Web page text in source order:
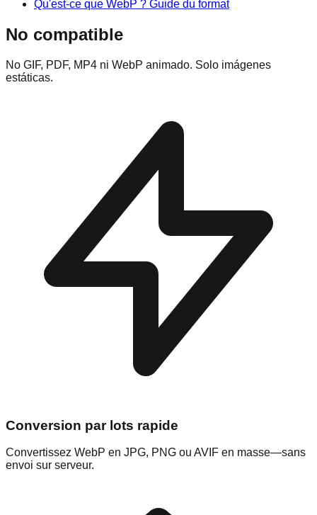
Qu'est-ce que WebP ? Guide du format
No compatible
No GIF, PDF, MP4 ni WebP animado. Solo imágenes
estáticas.
Conversion par lots rapide
Convertissez WebP en JPG, PNG ou AVIF en masse—sans
envoi sur serveur.